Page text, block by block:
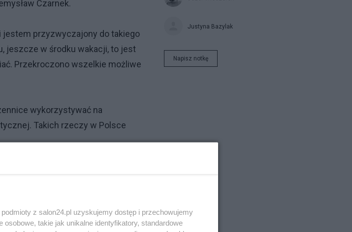
Czarnek.
przyzwyczajony do takiego
jeszcze w środku wakacji, to jest
Przekroczono wszelkie możliwe
wykorzystywać na
Takich rzeczy w Polsce
stwierdził, że "na pewno takie
sobie, bo ja jestem do tego
Justyna Bazylak
Napisz notkę
z salon24.pl uzyskujemy dostęp i przechowujemy
takie jak unikalne identyfikatory, standardowe